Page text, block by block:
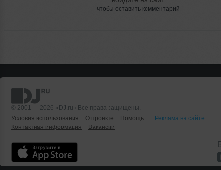
чтобы оставить комментарий
© 2001 — 2026 «DJ.ru» Все права защищены.
Условия использования
О проекте Помощь
Реклама на сайте
Контактная информация
Вакансии